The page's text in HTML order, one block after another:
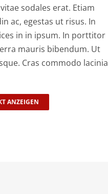
sodales erat. Etiam
ac, egestas ut risus. In
in in ipsum. In porttitor
mauris bibendum. Ut
Cras commodo lacinia
ANZEIGEN